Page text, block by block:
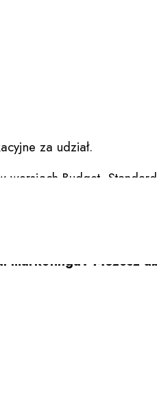
wydarzenia
czego zdecydowaną
dla branży e-
za udział.
wersjach Budget,
wydarzenia
jaką niesie dla
Możesz